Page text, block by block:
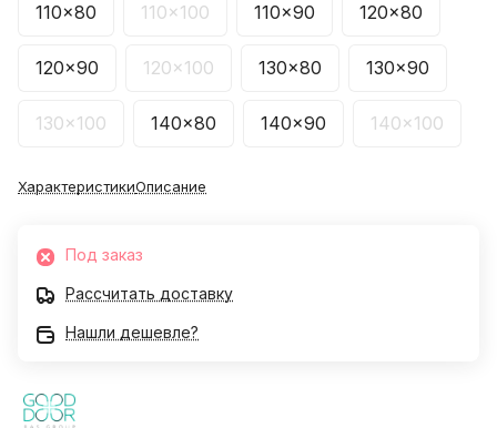
110x80 110x100 110x90 120x80
120x90 120x100 130x80 130x90
130x100 140x80 140x90 140x100
ХарактеристикиОписание
Под заказ
Рассчитать доставку
Нашли дешевле?